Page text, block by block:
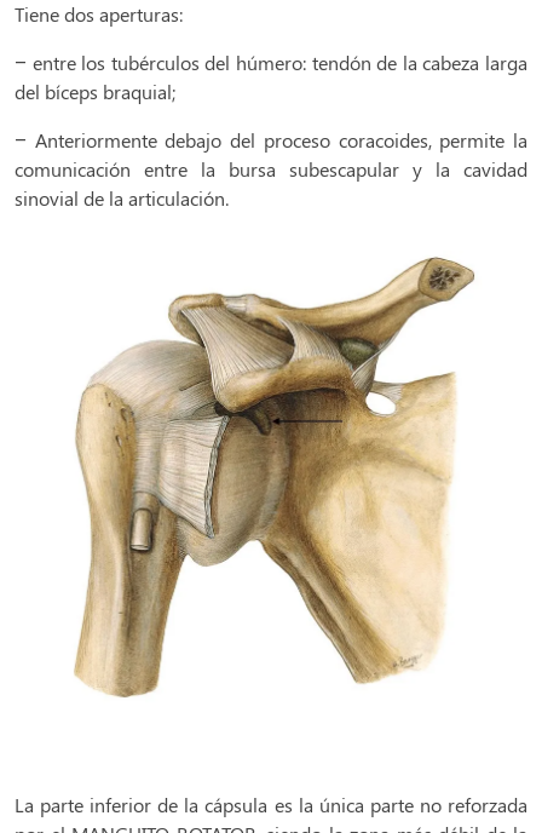
Tiene dos aperturas:
– entre los tubérculos del húmero: tendón de la cabeza larga
del bíceps braquial;
– Anteriormente debajo del proceso coracoides, permite la
comunicación entre la bursa subescapular y la cavidad
sinovial de la articulación.
La parte inferior de la cápsula es la única parte no reforzada